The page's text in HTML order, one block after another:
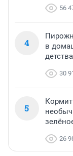
56
4
в
детства
30
5
26